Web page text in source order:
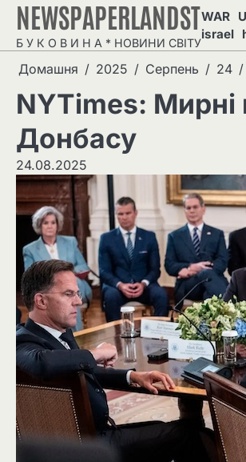
Перейти
вмісту
NEWSPAPERLANDST
Б У К О В И Н А * НОВИНИ СВІТУ
WAR
israel
Домашня 2025 Серпень 24
NYTimes: Мирні
Донбасу
24.08.2025